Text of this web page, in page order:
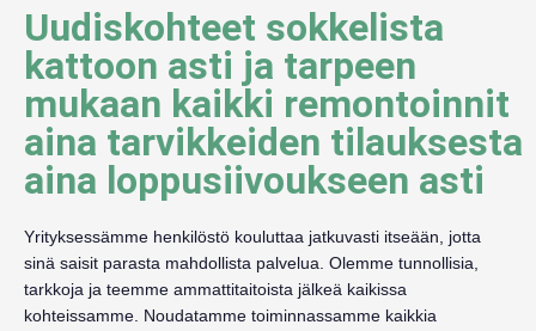
Uudiskohteet sokkelista
kattoon asti ja tarpeen
mukaan kaikki remontoinnit
aina tarvikkeiden tilauksesta
aina loppusiivoukseen asti
Yrityksessämme henkilöstö kouluttaa jatkuvasti itseään, jotta
sinä saisit parasta mahdollista palvelua. Olemme tunnollisia,
tarkkoja ja teemme ammattitaitoista jälkeä kaikissa
kohteissamme. Noudatamme toiminnassamme kaikkia